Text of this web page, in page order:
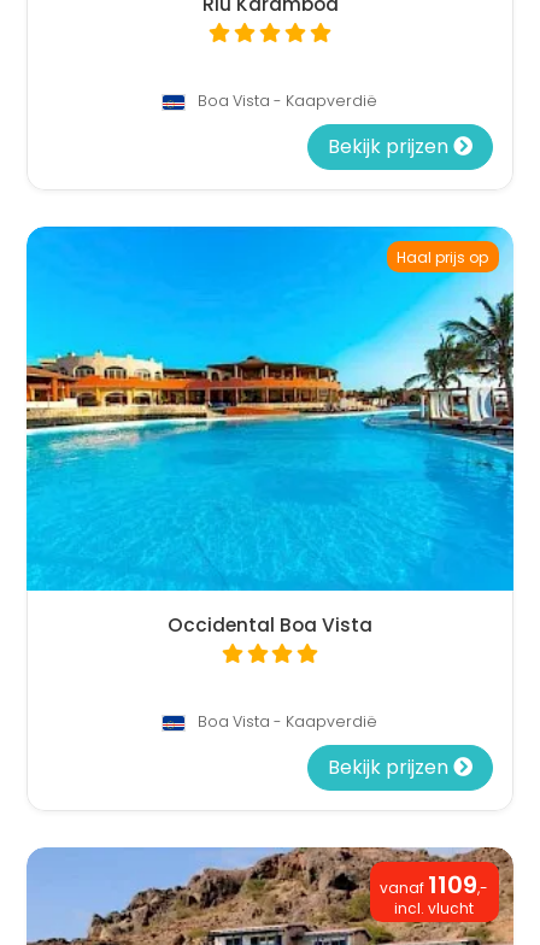
Boa Vista - Kaapverdië
Bekijk prijzen
Haal prijs op
Occidental Boa Vista
Boa Vista - Kaapverdië
Bekijk prijzen
vanaf 1109,-
incl. vlucht